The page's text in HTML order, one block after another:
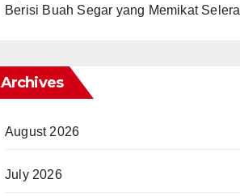
Berisi Buah Segar yang Memikat Selera
Archives
August 2026
July 2026